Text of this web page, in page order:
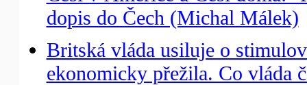
dopis do Čech (Michal Málek)
Britská vláda usiluje o
ekonomicky přežila. Co vláda